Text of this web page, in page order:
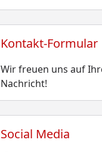
Kontakt-Formular
Wir freuen uns auf
Nachricht!
Social Media